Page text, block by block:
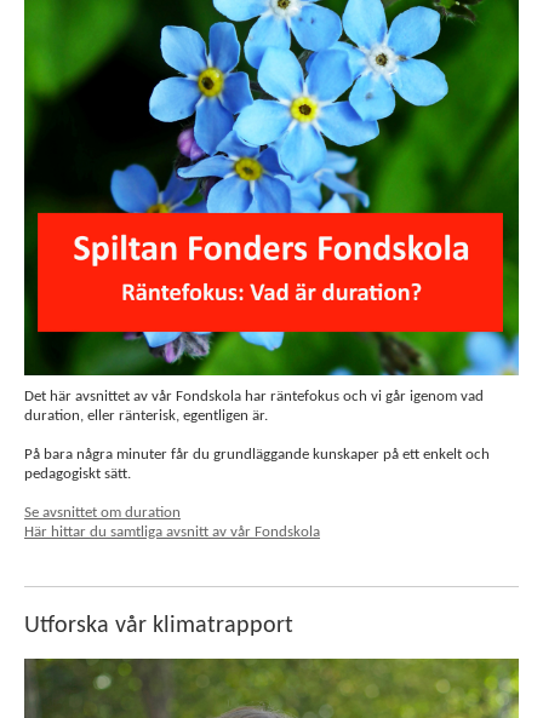
Det här avsnittet av vår Fondskola har räntefokus och vi går igenom vad
duration, eller ränterisk, egentligen är.
På bara några minuter får du grundläggande kunskaper på ett enkelt och
pedagogiskt sätt.
Se avsnittet om duration
Här hittar du samtliga avsnitt av vår Fondskola
Utforska vår klimatrapport